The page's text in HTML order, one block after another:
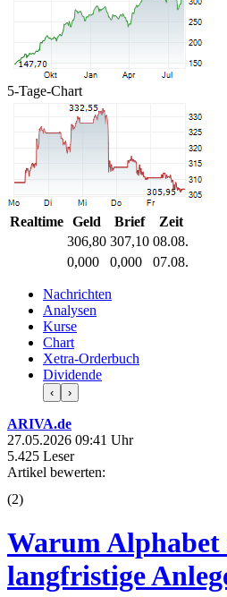
5-Tage-Chart
Realtime Geld Brief
Zeit
306,80 307,10 08.08.
0,000
0,000 07.08.
Nachrichten
Analysen
Kurse
Chart
Xetra-Orderbuch
Dividende
‹ ›
ARIVA.de
27.05.2026 09:41 Uhr
5.425 Leser
Artikel bewerten:
(2)
Warum
langfristige